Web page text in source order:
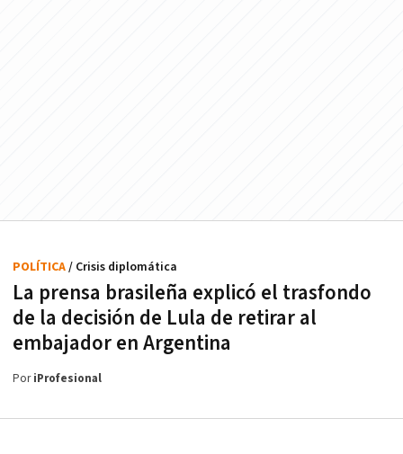
La prensa brasileña explicó el trasfondo
de la decisión de Lula de retirar al
embajador en Argentina
POLÍTICA/ Crisis diplomática
PoriProfesional